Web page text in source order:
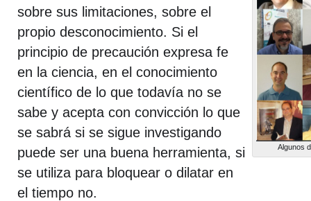
Algunos
sobre sus limitaciones, sobre el
propio desconocimiento. Si el
principio de precaución expresa fe
en la ciencia, en el conocimiento
científico de lo que todavía no se
sabe y acepta con convicción lo que
se sabrá si se sigue investigando
puede ser una buena herramienta, si
se utiliza para bloquear o dilatar en
el tiempo no.